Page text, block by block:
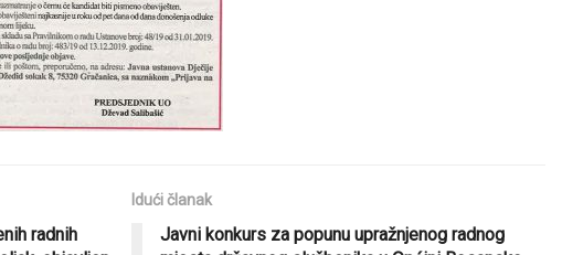
radnih
Idući članak
Javni konkurs za popunu upražnjenog radnog